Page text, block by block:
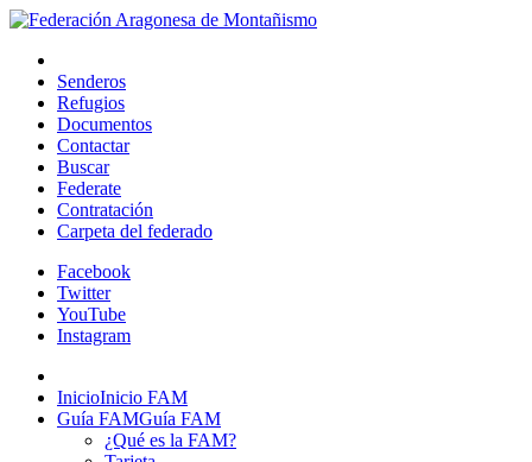
Senderos
Refugios
Documentos
Contactar
Buscar
Federate
Contratación
Carpeta del federado
Facebook
Twitter
YouTube
Instagram
InicioInicio FAM
Guía FAMGuía FAM
¿Qué es la FAM?